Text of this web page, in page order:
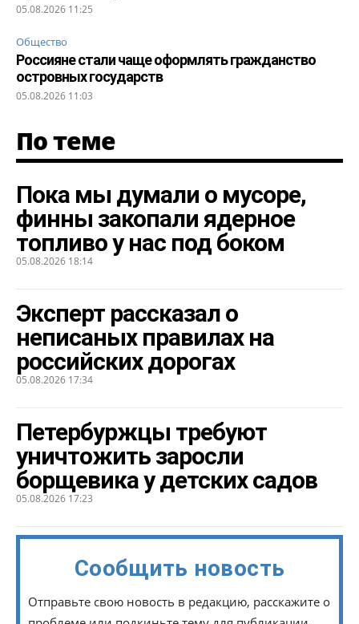
05.08.2026 11:25
Общество
Россияне стали чаще оформлять гражданство
островных государств
05.08.2026 11:03
По теме
Пока мы думали о мусоре,
финны закопали ядерное
топливо у нас под боком
05.08.2026 18:14
Эксперт рассказал о
неписаных правилах на
российских дорогах
05.08.2026 17:34
Петербуржцы требуют
уничтожить заросли
борщевика у детских садов
05.08.2026 17:23
Сообщить новость
Отправьте свою новость в редакцию, расскажите о